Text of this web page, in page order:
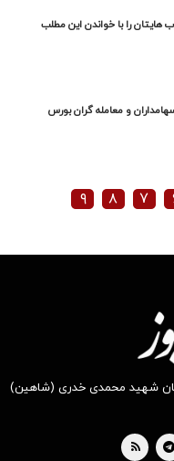
هایتان را با خواندن این مطلب
و معامله گران بورس
۷ ۸ ۹
شهید محمدی خدری (شاهین)